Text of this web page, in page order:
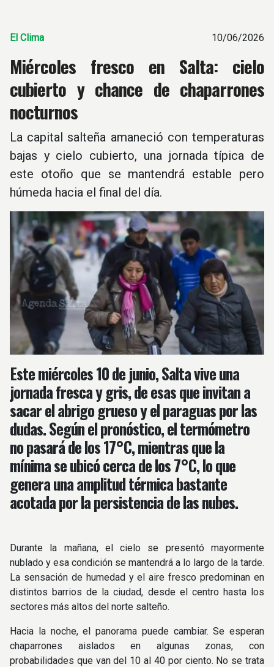
El Clima 10/06/2026
Miércoles fresco en Salta: cielo
cubierto y chance de chaparrones
nocturnos
La capital salteña amaneció con temperaturas
bajas y cielo cubierto, una jornada típica de
este otoño que se mantendrá estable pero
húmeda hacia el final del día.
Este miércoles 10 de junio, Salta vive una
jornada fresca y gris, de esas que invitan a
sacar el abrigo grueso y el paraguas por las
dudas. Según el pronóstico, el termómetro
no pasará de los 17°C, mientras que la
mínima se ubicó cerca de los 7°C, lo que
genera una amplitud térmica bastante
acotada por la persistencia de las nubes.
Durante la mañana, el cielo se presentó mayormente
nublado y esa condición se mantendrá a lo largo de la tarde.
La sensación de humedad y el aire fresco predominan en
distintos barrios de la ciudad, desde el centro hasta los
sectores más altos del norte salteño.
Hacia la noche, el panorama puede cambiar. Se esperan
chaparrones aislados en algunas zonas, con
probabilidades que van del 10 al 40 por ciento. No se trata